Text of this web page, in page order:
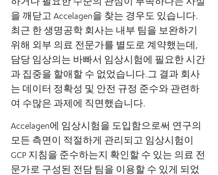
을 깨닫고 Accelagen을 찾는 경우도 있습니다.
최근 한 생명공학 회사는 내부 팀을 보완하기
위해 외부 의료 전문가를 별도로 계약했는데,
담당 임상의는 바빠서 임상시험에 필요한 시간
과 집중을 할애할 수 없었습니다.그 결과 회사
는 데이터 정확성 및 안전 규정 준수와 관련하
여 수많은 과제에 직면했습니다.
Accelagen에 임상시험을 도입함으로써 연구의
모든 측면이 적절하게 관리되고 임상시험이
GCP 지침을 준수하는지 확인할 수 있는 의료 전
문가로 구성된 전담 팀을 이용할 수 있게 되었